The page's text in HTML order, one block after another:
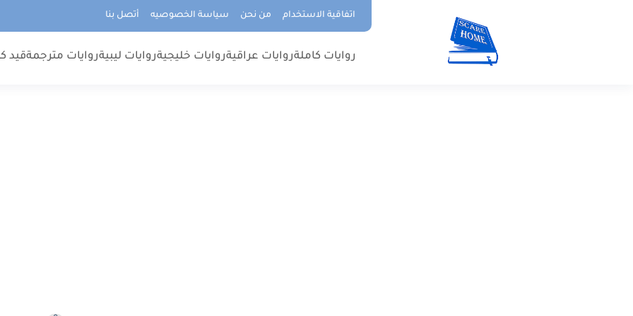
اتفاقية الاستخدام من نحن سياسة الخصوصيه أتصل بنا
روايات كاملةروايات عراقيةروايات خليجيةروايات ليبيةروايات مترجمةقيد